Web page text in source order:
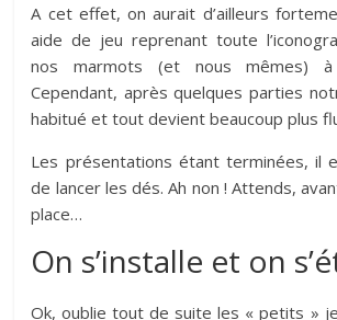
A cet effet, on aurait d’ailleurs
aide de jeu reprenant toute
nos marmots (et nous mêmes) à
Cependant, après quelques parties
habitué et tout devient beaucoup plus
Les présentations étant terminées, il
de lancer les dés. Ah non ! Attends,
place…
On s’installe et on
Ok, oublie tout de suite les « petits »